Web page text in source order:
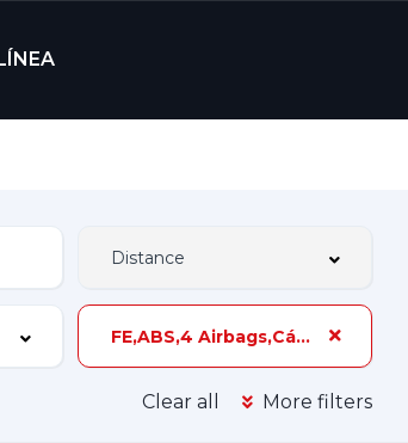
FE,ABS,4 Airbags,Cámara y Sensores de Reversa,115 hp,2 Dueños,Z-5A
Clear all More filters